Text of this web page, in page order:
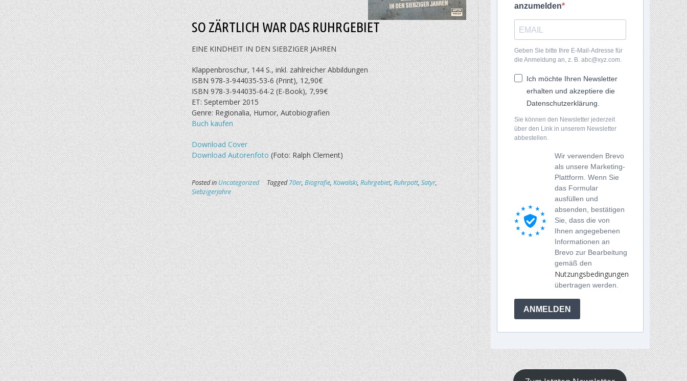
SO ZÄRTLICH WAR DAS RUHRGEBIET
EINE KINDHEIT IN DEN SIEBZIGER JAHREN
Klappenbroschur, 144 S., inkl. zahlreicher Abbildungen
ISBN 978-3-944035-53-6 (Print), 12,90€
ISBN 978-3-944035-64-2 (E-Book), 7,99€
ET: September 2015
Genre: Regionalia, Humor, Autobiografien
Buch kaufen
Download Cover
Download Autorenfoto(Foto: Ralph Clement)
Posted inUncategorized Tagged70er,Biografie,Kowalski,Ruhrgebiet,Ruhrpott,Satyr,
Siebzigerjahre
anzumelden
Geben Sie bitte Ihre E-Mail-Adresse für
die Anmeldung an, z. B. abc@xyz.com.
Ich möchte Ihren Newsletter
erhalten und akzeptiere die
Datenschutzerklärung.
Sie können den Newsletter jederzeit
über den Link in unserem Newsletter
abbestellen.
Wir verwenden Brevo
als unsere Marketing-
Plattform. Wenn Sie
das Formular
ausfüllen und
absenden, bestätigen
Sie, dass die von
Ihnen angegebenen
Informationen an
Brevo zur Bearbeitung
gemäß den
Nutzungsbedingungen
übertragen werden.
ANMELDEN